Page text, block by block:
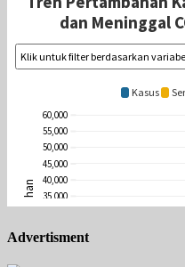
Advertisment